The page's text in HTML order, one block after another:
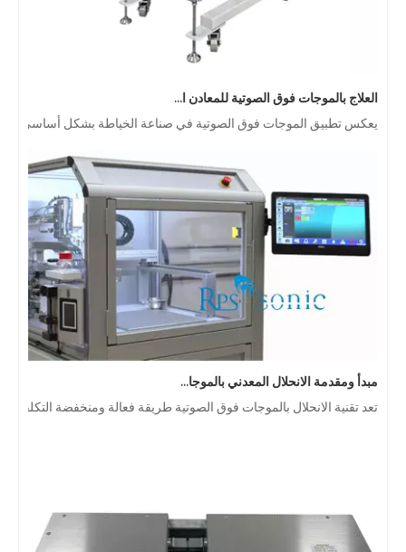
يعكس تطبيق الموجات فوق الصوتية في صناعة الخياطة بشكل أساسي وظيفتين رئيسيتين للموجات فوق الصوتية: اللحام والقطع. في عام 2019 ، بالنسبة للأقنعة
مبدأ ومقدمة الانحلال المعدني بالموجات فوق الصوتية
تعد تقنية الانحلال بالموجات فوق الصوتية طريقة فعالة ومنخفضة